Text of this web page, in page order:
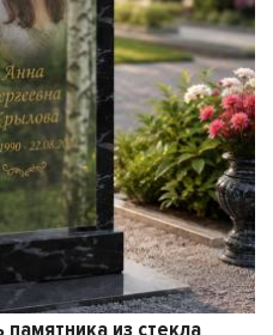
или гранита